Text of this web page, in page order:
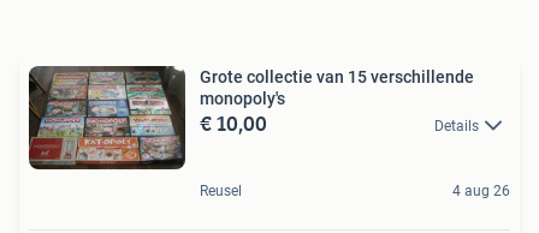
Grote collectie van 15 verschillende
monopoly's
€ 10,00 Details
Reusel 4 aug 26